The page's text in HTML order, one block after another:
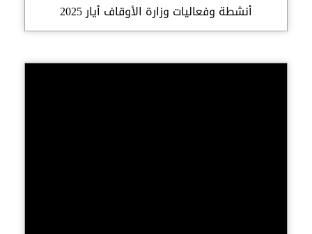
أنشطة وفعاليات وزارة الأوقاف أيار 2025